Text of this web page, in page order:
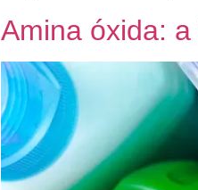
Amina óxida: